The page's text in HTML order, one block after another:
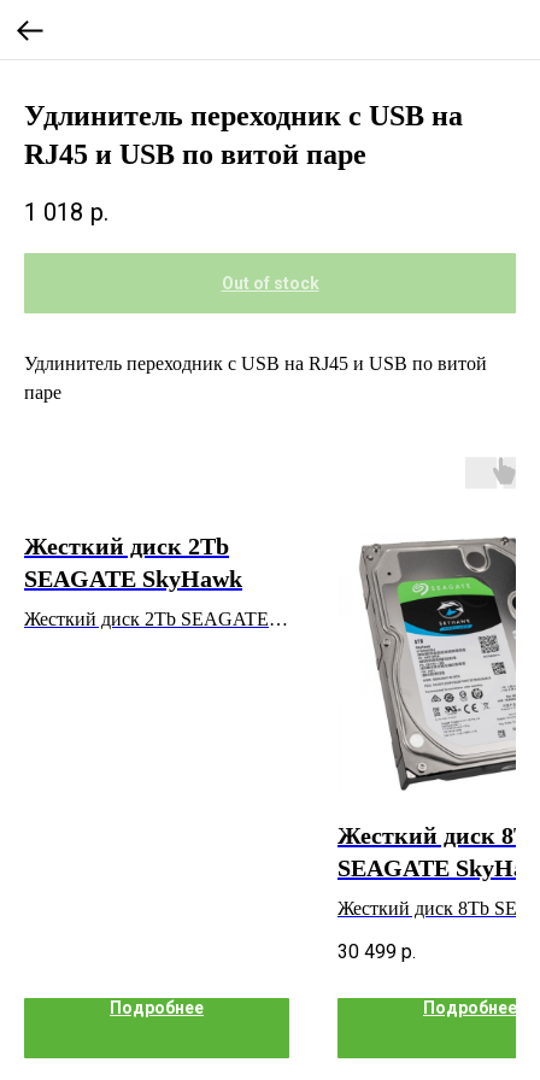
Удлинитель переходник с USB на
RJ45 и USB по витой паре
1 018 р.
Out of stock
Удлинитель переходник с USB на RJ45 и USB по витой
паре
Жесткий диск 2Tb
SEAGATE SkyHawk
Жесткий диск 2Tb SEAGATE
Подробнее
Жесткий диск
SEAGATE
Жесткий диск 8Tb
30 499 р.
Подробнее